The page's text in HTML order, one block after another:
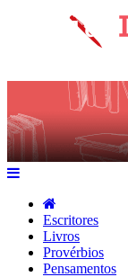
Escritores
Livros
Provérbios
Pensamentos